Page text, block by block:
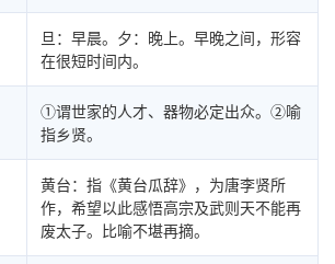
旦：早晨。夕：晚上。早晚之间，形容
在很短时间内。
①谓世家的人才、器物必定出众。②喻
指乡贤。
黄台：指《黄台瓜辞》，为唐李贤所
作，希望以此感悟高宗及武则天不能再
废太子。比喻不堪再摘。